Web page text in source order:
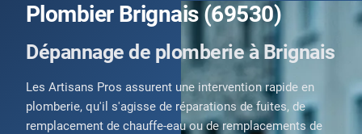
Plombier Brignais (69530)
Dépannage de plomberie à Brignais
Les Artisans Pros assurent une intervention rapide en
plomberie, qu'il s'agisse de réparations de fuites, de
remplacement de chauffe-eau ou de remplacements de